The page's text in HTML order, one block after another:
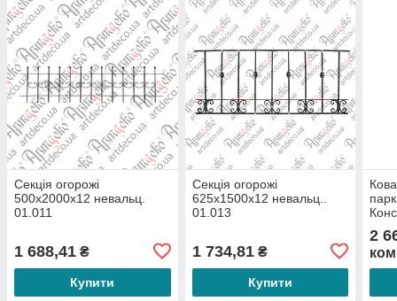
Секція огорожі
500х2000х12 невальц.
01.011
1 688,41 ₴
Купити
Секція огорожі
625х1500х12 невальц..
01.013
1 734,81₴
Купити
2